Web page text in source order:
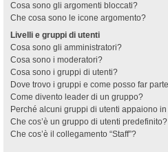
Cosa sono gli argomenti bloccati?
Che cosa sono le icone argomento?
Livelli e gruppi di utenti
Cosa sono gli amministratori?
Cosa sono i moderatori?
Cosa sono i gruppi di utenti?
Dove trovo i gruppi e come posso far
Come divento leader di un gruppo?
Perché alcuni gruppi di utenti appaiono
Che cos’è un gruppo di utenti predefinito?
Che cos’è il collegamento “Staff”?